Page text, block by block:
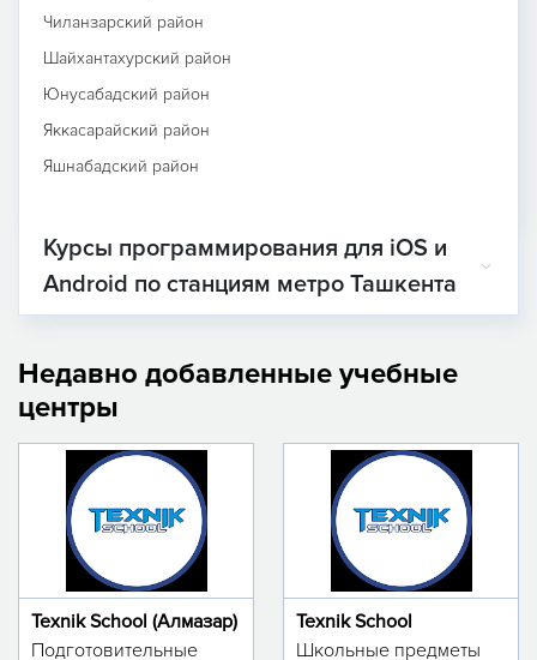
Чиланзарский район
Шайхантахурский район
Юнусабадский район
Яккасарайский район
Яшнабадский район
Курсы программирования для iOS и
Android по станциям метро Ташкента
Недавно добавленные учебные
центры
Texnik School (Алмазар)
Подготовительные
Texnik School
Школьные предметы